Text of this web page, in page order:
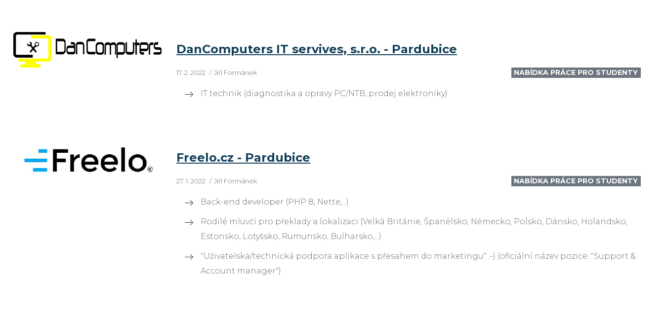
DanComputers IT servives, s.r.o. - Pardubice
17. 2. 2022 Jiří Formánek NABÍDKA PRÁCE PRO STUDENTY
IT technik (diagnostika a opravy PC/NTB, prodej elektroniky)
Freelo.cz - Pardubice
27. 1. 2022 Jiří Formánek NABÍDKA PRÁCE PRO STUDENTY
Back-end developer (PHP 8, Nette,...)
Rodilé mluvčí pro překlady a lokalizaci (Velká Británie, Španělsko, Německo, Polsko, Dánsko, Holandsko,
Estonsko, Lotyšsko, Rumunsko, Bulharsko,...)
"Uživatelská/technická podpora aplikace s přesahem do marketingu" :-) (oficiální název pozice: "Support &
Account manager")